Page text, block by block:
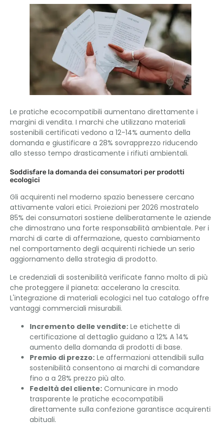
Le pratiche ecocompatibili aumentano direttamente i
margini di vendita. I marchi che utilizzano materiali
sostenibili certificati vedono a 12-14% aumento della
domanda e giustificare a 28% sovrapprezzo riducendo
allo stesso tempo drasticamente i rifiuti ambientali.
Soddisfare la domanda dei consumatori per prodotti
ecologici
Gli acquirenti nel moderno spazio benessere cercano
attivamente valori etici. Proiezioni per 2026 mostratelo
85% dei consumatori sostiene deliberatamente le aziende
che dimostrano una forte responsabilità ambientale. Per i
marchi di carte di affermazione, questo cambiamento
nel comportamento degli acquirenti richiede un serio
aggiornamento della strategia di prodotto.
Le credenziali di sostenibilità verificate fanno molto di più
che proteggere il pianeta: accelerano la crescita.
L'integrazione di materiali ecologici nel tuo catalogo offre
vantaggi commerciali misurabili.
Incremento delle vendite: Le etichette di
certificazione al dettaglio guidano a 12% A 14%
aumento della domanda di prodotti di base.
Premio di prezzo: Le affermazioni attendibili sulla
sostenibilità consentono ai marchi di comandare
fino a a 28% prezzo più alto.
Fedeltà del cliente: Comunicare in modo
trasparente le pratiche ecocompatibili
direttamente sulla confezione garantisce acquirenti
abituali.